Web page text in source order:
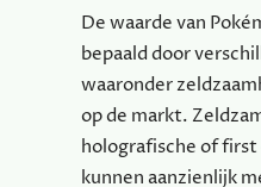
De waarde van
bepaald door
waaronder
op de markt.
holografische of
kunnen aanzienlijk